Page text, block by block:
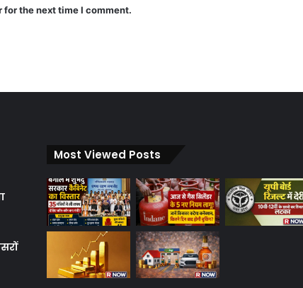
for the next time I comment.
Most Viewed Posts